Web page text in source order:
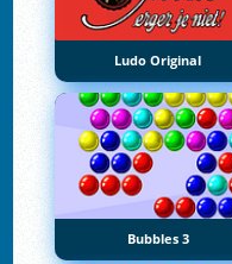
Ludo Original
Bubbles 3